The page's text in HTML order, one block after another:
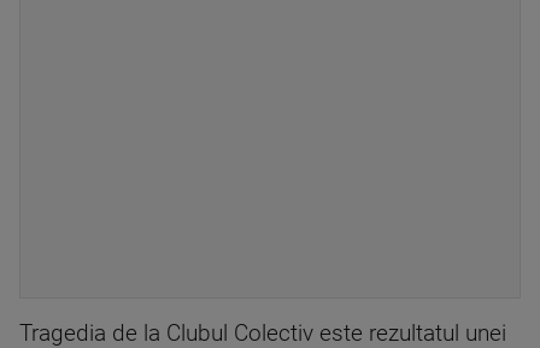
Tragedia de la Clubul Colectiv este rezultatul unei